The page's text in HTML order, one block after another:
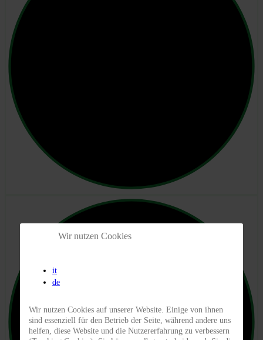
Wir nutzen Cookies
it
de
Wir nutzen Cookies auf unserer Website. Einige von ihnen
sind essenziell für den Betrieb der Seite, während andere uns
helfen, diese Website und die Nutzererfahrung zu verbessern